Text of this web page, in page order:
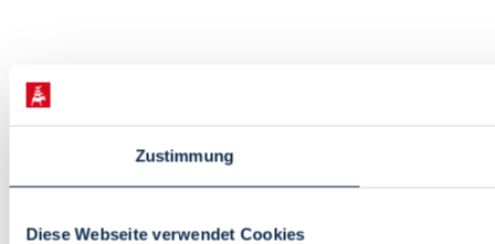
Zustimmung
Diese Webseite verwendet Cookies